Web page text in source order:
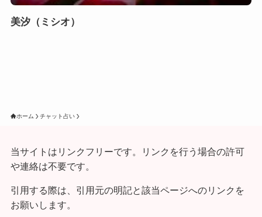
美汐（ミシオ）
ホーム チャット占い
当サイトはリンクフリーです。リンクを行う場合の許可
や連絡は不要です。
引用する際は、引用元の明記と該当ページへのリンクを
お願いします。